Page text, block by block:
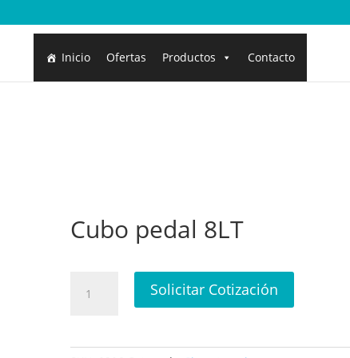
Inicio Ofertas Productos Contacto
Cubo pedal 8LT
pedal
Solicitar Cotización